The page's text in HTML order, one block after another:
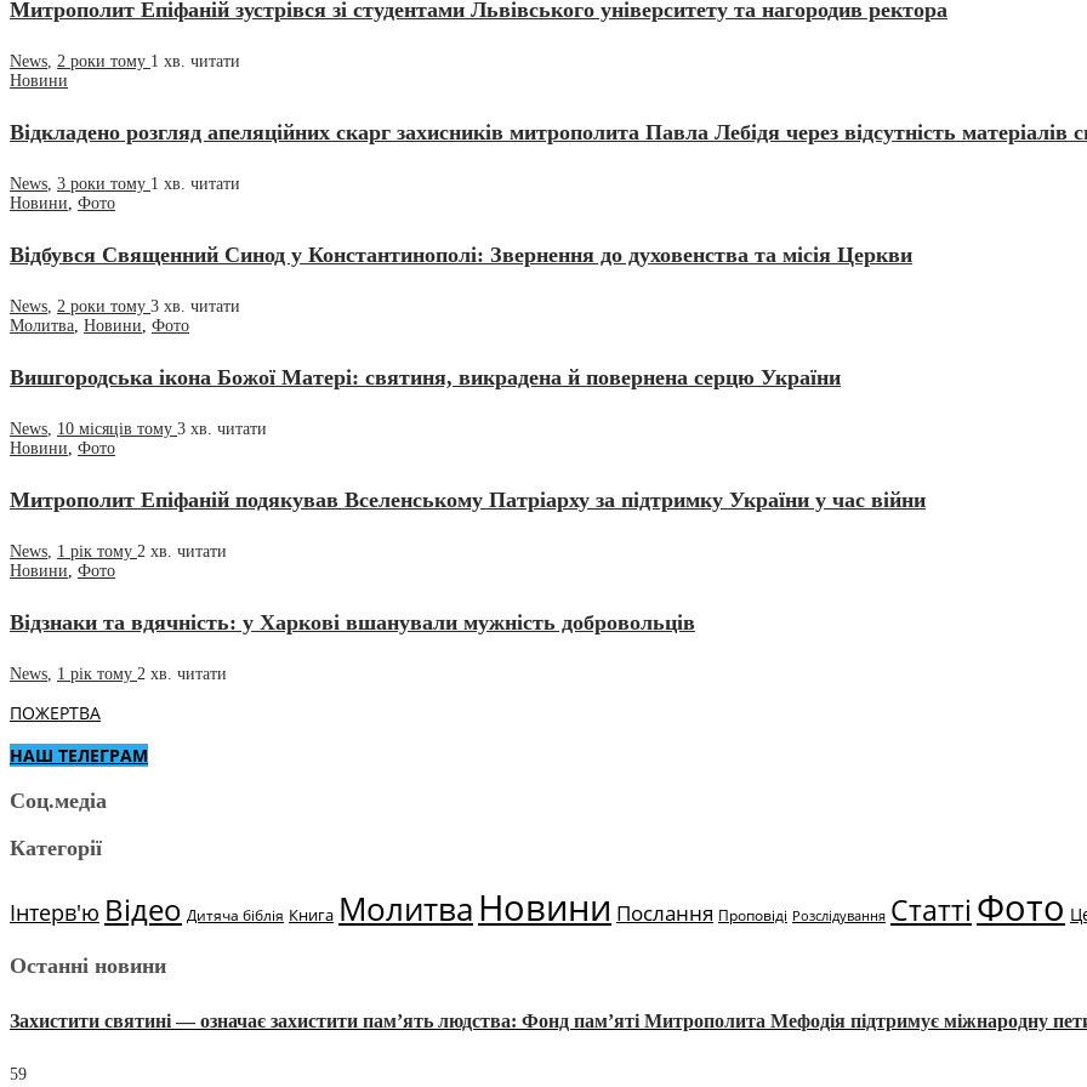
Митрополит Епіфаній зустрівся зі студентами Львівського університету та нагородив ректора
News, 2 роки тому 1 хв. читати
Новини
Відкладено розгляд апеляційних скарг захисників митрополита Павла Лебідя через відсутність матеріалів
News, 3 роки тому 1 хв. читати
Новини, Фото
Відбувся Священний Синод у Константинополі: Звернення до духовенства та місія Церкви
News, 2 роки тому 3 хв. читати
Молитва, Новини, Фото
Вишгородська ікона Божої Матері: святиня, викрадена й повернена серцю України
News 10 місяців тому 3 хв. читати
Новини Фото
Митрополит Епіфаній подякував Вселенському Патріарху за підтримку України у час війни
News 1 рік тому 2 хв. читати
Новини Фото
Відзнаки та вдячність: у Харкові вшанували мужність добровольців
News 1 рік тому 2 хв. читати
ПОЖЕРТВА
НАШ ТЕЛЕГРАМ
Соц.медіа
Категорії
Інтерв'ю Відео Дитяча біблія Книга МолитваНовини Послання Проповіді Розслідування Статті Фото
Останні новини
Захистити святині — означає захистити пам’ять людства: Фонд пам’яті Митрополита Мефодія підтримує міжнародну
59